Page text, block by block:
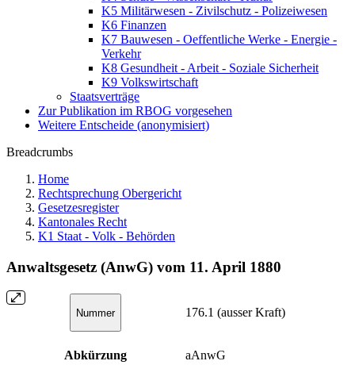
K5 Militärwesen - Zivilschutz - Polizeiwesen
K6 Finanzen
K7 Bauwesen - Oeffentliche Werke - Energie -
Verkehr
K8 Gesundheit - Arbeit - Soziale Sicherheit
K9 Volkswirtschaft
Staatsverträge
Zur Publikation im RBOG vorgesehen
Weitere Entscheide (anonymisiert)
Breadcrumbs
Home
Rechtsprechung Obergericht
Gesetzesregister
Kantonales Recht
K1 Staat - Volk - Behörden
Anwaltsgesetz (AnwG) vom 11. April 1880
Nummer 176.1 (ausser Kraft)
Abkürzung aAnwG